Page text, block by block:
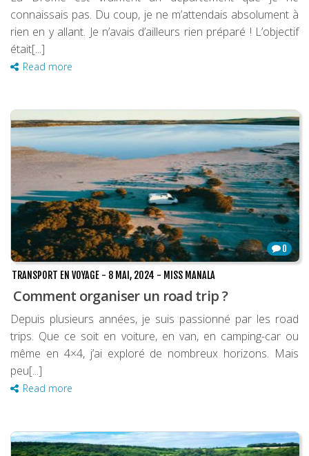
connaissais pas. Du coup, je ne m’attendais absolument à
rien en y allant. Je n’avais d’ailleurs rien préparé ! L’objectif
était[...]
Read more
0
TRANSPORT EN VOYAGE - 8 MAI, 2024 - MISS MANALA
Comment organiser un road trip ?
Depuis plusieurs années, je suis passionné par les road
trips. Que ce soit en voiture, en van, en camping-car ou
même en 4×4, j’ai exploré de nombreux horizons. Mais
peu[...]
Read more